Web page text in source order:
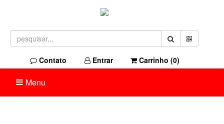
Contato Entrar Carrinho (0)
Menu